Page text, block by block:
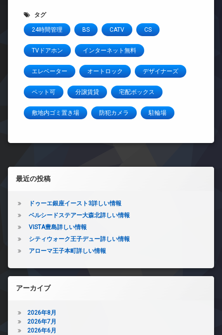
タグ
24時間管理 BS CATV CS
TVドアホン インターネット無料
エレベーター オートロック デザイナーズ
ペット可 分譲賃貸 宅配ボックス
敷地内ゴミ置き場 防犯カメラ 駐輪場
左サイドバー
最近の投稿
ドゥーエ銀座イースト3詳しい情報
ベルシードステアー大森北詳しい情報
VISTA豊島詳しい情報
シティウォーク王子デュー詳しい情報
アローマ王子本町詳しい情報
アーカイブ
2026年8月
2026年7月
2026年6月